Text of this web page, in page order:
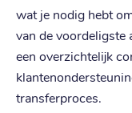
wat je nodig hebt
van de voordeligste
een overzichtelijk
transferproces.